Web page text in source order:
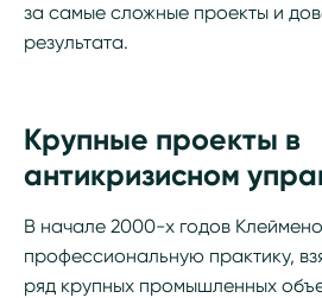
за самые сложные проекты и
результата.
Крупные проекты в
антикризисном
В начале 2000-х годов
профессиональную практику,
ряд крупных промышленных